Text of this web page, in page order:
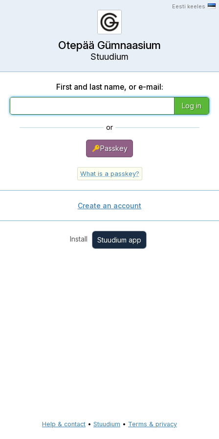
Eesti keeles
Otepää Gümnaasium
Stuudium
First and last name, or e-mail:
or
Passkey
What is a passkey?
Create an account
Install Stuudium app
Help & contact • Stuudium • Terms & privacy